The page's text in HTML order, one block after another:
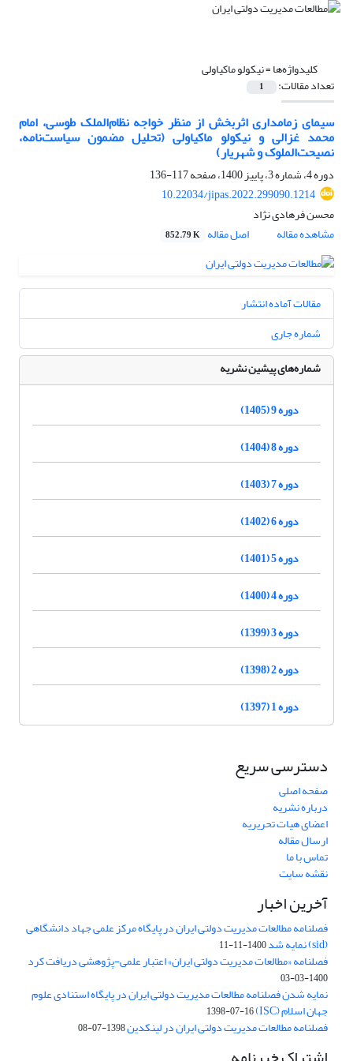
کلیدواژه‌ها =نیکولو ماکیاولی
تعداد مقالات: 1
سیمای زمامداری اثربخش از منظر خواجه نظام‌الملک طوسی، امام
محمد غزالی و نیکولو ماکیاولی (تحلیل مضمون سیاست‌نامه،
نصیحت‌الملوک و شهریار)
دوره 4، شماره 3، پاییز 1400، صفحه
117-136
10.22034/jipas.2022.299090.1214
محسن فرهادی نژاد
مشاهده مقاله
اصل مقاله 852.79 K
مقالات آماده انتشار
شماره جاری
شماره‌های پیشین نشریه
دوره 9 (1405)
دوره 8 (1404)
دوره 7 (1403)
دوره 6 (1402)
دوره 5 (1401)
دوره 4 (1400)
دوره 3 (1399)
دوره 2 (1398)
دوره 1 (1397)
دسترسی سریع
صفحه اصلی
درباره نشریه
اعضای هیات تحریریه
ارسال مقاله
تماس با ما
نقشه سایت
آخرین اخبار
فصلنامه مطالعات مدیریت دولتی ایران در پایگاه مرکز علمی جهاد دانشگاهی
(sid) نمایه شد 1400-11-11
فصلنامه «مطالعات مدیریت دولتی ایران» اعتبار علمی-پژوهشی دریافت کرد
1400-03-03
نمایه شدن فصلنامه مطالعات مدیریت دولتی ایران در پایگاه استنادی علوم
جهان اسلام (ISC) 1398-07-16
فصلنامه مطالعات مدیریت دولتی ایران در لینکدین1398-07-08